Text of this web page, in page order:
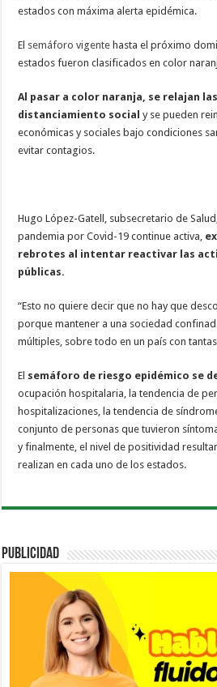
estados con máxima alerta epidémica.
El semáforo vigente hasta el próximo
estados fueron clasificados en color
Al pasar a color naranja, se relajan
distanciamiento socialy se pueden
económicas y sociales bajo condiciones
evitar contagios.
Hugo López-Gatell, subsecretario de
pandemia por Covid-19 continue activa,
rebrotes al intentar reactivar las
públicas.
“Esto no quiere decir que no hay que
porque mantener a una sociedad
múltiples, sobre todo en un país con
El semáforo de riesgo epidémico se
ocupación hospitalaria, la tendencia de
hospitalizaciones, la tendencia de
conjunto de personas que tuvieron
y finalmente, el nivel de positividad
realizan en cada uno de los estados.
PUBLICIDAD